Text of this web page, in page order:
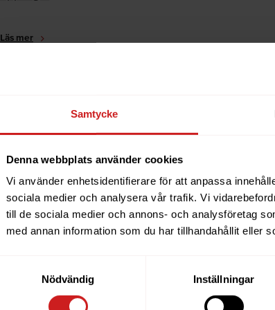
Samtycke
Denna webbplats använder cookies
Vi använder enhetsidentifierare för att anpassa
sociala medier och analysera vår trafik. Vi
till de sociala medier och annons- och analysföretag
med annan information som du har tillhandahållit eller
Nödvändig
Inställningar
Läs mer
The website
has been
the website for further information.